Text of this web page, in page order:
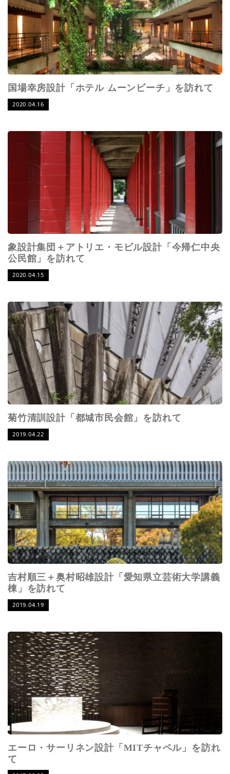
国場幸房設計「ホテル ムーンビーチ」を訪れて
2020.04.16
象設計集団＋アトリエ・モビル設計「今帰仁中央
公民館」を訪れて
2020.04.15
菊竹清訓設計「都城市民会館」を訪れて
2019.04.22
吉村順三＋奥村昭雄設計「愛知県立芸術大学講義
棟」を訪れて
2019.04.19
エーロ・サーリネン設計「MITチャペル」を訪れ
て